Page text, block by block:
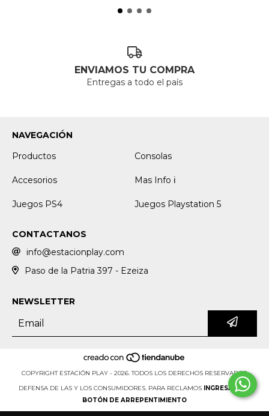
ENVIAMOS TU COMPRA
Entregas a todo el país
NAVEGACIÓN
Productos
Consolas
Accesorios Mas Info ℹ️
Juegos PS4 Juegos Playstation 5
CONTACTANOS
info@estacionplay.com
Paso de la Patria 397 - Ezeiza
NEWSLETTER
COPYRIGHT ESTACIÓN PLAY - 2026. TODOS LOS DERECHOS RESERVADOS.
DEFENSA DE LAS Y LOS CONSUMIDORES. PARA RECLAMOS
INGRESÁ ACÁ.
BOTÓN DE ARREPENTIMIENTO